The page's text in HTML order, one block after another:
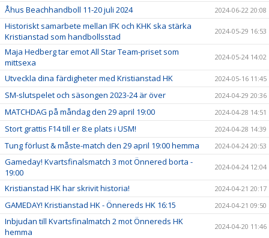
Åhus Beachhandboll 11-20 juli 2024 2024-06-22 20:08
Historiskt samarbete mellan IFK och KHK ska stärka
Kristianstad som handbollsstad
2024-05-29 16:53
Maja Hedberg tar emot All Star Team-priset som
mittsexa
2024-05-24 14:02
Utveckla dina färdigheter med Kristianstad HK 2024-05-16 11:45
SM-slutspelet och säsongen 2023-24 är över 2024-04-29 20:36
MATCHDAG på måndag den 29 april 19:00 2024-04-28 14:51
Stort grattis F14 till er 8:e plats i USM! 2024-04-28 14:39
Tung förlust & måste-match den 29 april 19:00 hemma 2024-04-24 20:53
Gameday! Kvartsfinalsmatch 3 mot Önnered borta -
19:00
2024-04-24 12:04
Kristianstad HK har skrivit historia! 2024-04-21 20:17
GAMEDAY! Kristianstad HK - Önnereds HK 16:15 2024-04-21 09:50
Inbjudan till Kvartsfinalmatch 2 mot Önnereds HK
hemma
2024-04-20 11:46